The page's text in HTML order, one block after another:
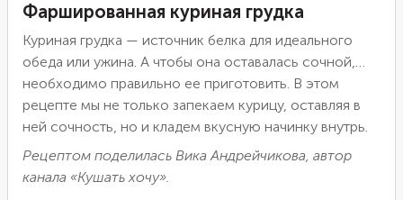
Фаршированная куриная грудка
Куриная грудка — источник белка для идеального
обеда или ужина. А чтобы она оставалась сочной,
необходимо правильно ее приготовить. В этом
рецепте мы не только запекаем курицу, оставляя в
ней сочность, но и кладем вкусную начинку внутрь.
Рецептом поделилась Вика Андрейчикова, автор
канала «Кушать хочу»